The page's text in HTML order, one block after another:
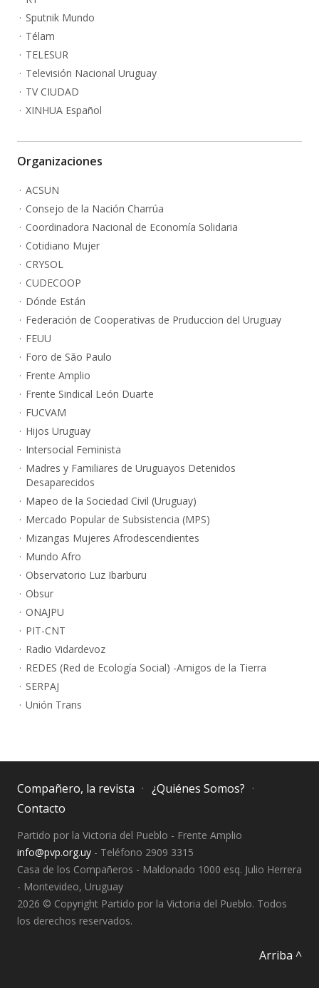
Sputnik Mundo
Télam
TELESUR
Televisión Nacional Uruguay
TV CIUDAD
XINHUA Español
Organizaciones
ACSUN
Consejo de la Nación Charrúa
Coordinadora Nacional de Economía Solidaria
Cotidiano Mujer
CRYSOL
CUDECOOP
Dónde Están
Federación de Cooperativas de Pruduccion del Uruguay
FEUU
Foro de São Paulo
Frente Amplio
Frente Sindical León Duarte
FUCVAM
Hijos Uruguay
Intersocial Feminista
Madres y Familiares de Uruguayos Detenidos
Desaparecidos
Mapeo de la Sociedad Civil (Uruguay)
Mercado Popular de Subsistencia (MPS)
Mizangas Mujeres Afrodescendientes
Mundo Afro
Observatorio Luz Ibarburu
Obsur
ONAJPU
PIT-CNT
Radio Vidardevoz
REDES (Red de Ecología Social) -Amigos de la Tierra
SERPAJ
Unión Trans
Compañero, la revista
¿Quiénes Somos?
Contacto
Partido por la Victoria del Pueblo - Frente Amplio
info@pvp.org.uy - Teléfono 2909 3315
Casa de los Compañeros - Maldonado 1000 esq. Julio Herrera
- Montevideo, Uruguay
2026 © Copyright Partido por la Victoria del Pueblo. Todos
los derechos reservados.
Arriba ^